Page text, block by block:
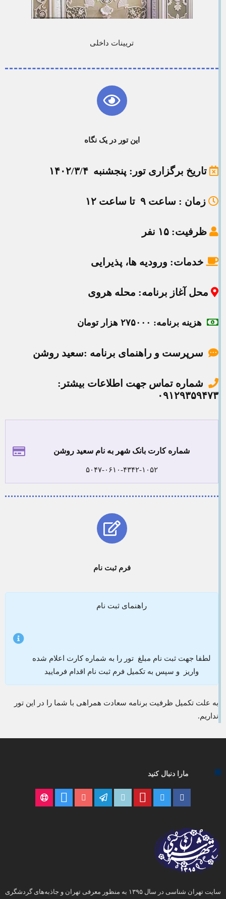
تریینات داخلی
این تور در یک نگاه
تاریخ برگزاری تور : پنجشنبه ۱۴۰۲/۳/۴
زمان : ساعت ۹ تا ساعت ۱۲
ظرفیت: ۱۵ نفر
خدمات: ورودیه ها، پذیرایی
محل آغاز برنامه: محله هروی
هزینه برنامه: ۲۷۵۰۰۰ هزار تومان
سرپرست و راهنمای برنامه :سعید روشن
شماره تماس جهت اطلاعات بیشتر:
۰۹۱۲۹۳۵۹۴۷۳
شماره کارت بانک شهر به نام سعید روشن
۵۰۴۷-۰۶۱۰-۴۳۴۲-۱۰۵۲
فرم ثبت نام
راهنمای ثبت نام
لطفا جهت ثبت نام مبلغ تور را به شماره کارت اعلام شده
واریز و سپس به تکمیل فرم ثبت نام اقدام فرمایید
به علت تکمیل ظرفیت برنامه سعادت همراهی با شما را در این تور
نداریم.
مارا دنبال کنید
سایت تهران شناسی در سال ۱۳۹۵ به منظور معرفی تهران و جاذبه‌های گردشگری